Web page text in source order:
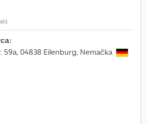
59a, 04838 Eilenburg, Nemačka